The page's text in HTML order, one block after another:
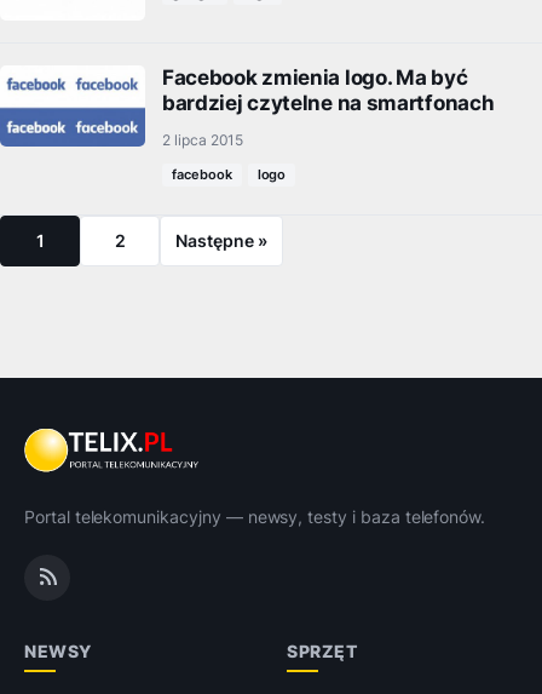
Facebook zmienia logo. Ma być
bardziej czytelne na smartfonach
2 lipca 2015
facebook logo
1 2 Następne »
Portal telekomunikacyjny — newsy, testy i baza telefonów.
NEWSY SPRZĘT